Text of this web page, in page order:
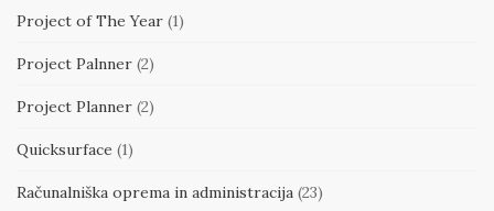
Project of The Year (1)
Project Palnner (2)
Project Planner (2)
Quicksurface (1)
Računalniška oprema in administracija (23)